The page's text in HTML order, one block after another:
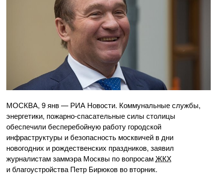
МОСКВА, 9 янв — РИА Новости. Коммунальные службы,
энергетики, пожарно-спасательныесилы столицы
обеспечили бесперебойную работу городской
инфраструктуры и безопасность москвичей в дни
новогодних и рождественских праздников, заявил
журналистам заммэра Москвы по вопросамЖКХ
и благоустройства Петр Бирюков во вторник.